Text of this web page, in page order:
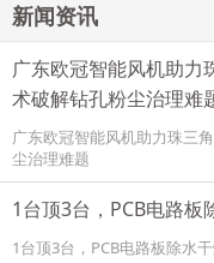
新闻资讯
广东欧冠智能风机助力
术破解钻孔粉尘治理难
广东欧冠智能风机助力珠三
尘治理难题
1台顶3台，PCB电路板
1台顶3台，PCB电路板除水